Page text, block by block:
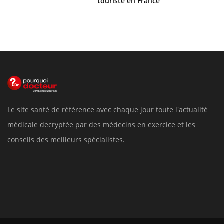
Le site santé de référence avec chaque jour toute l'actualité
médicale decryptée par des médecins en exercice et les
conseils des meilleurs spécialistes.